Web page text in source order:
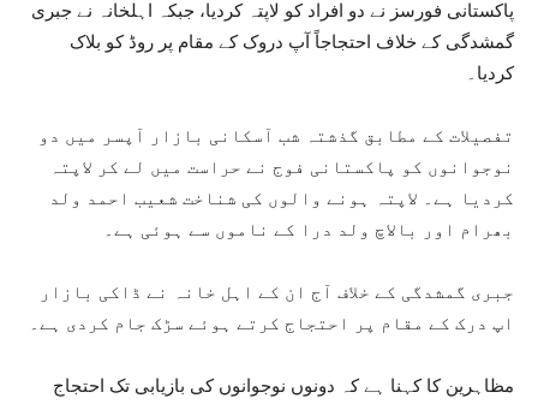
پاکستانی فورسز نے دو افراد کو لاپتہ کردیا، جبکہ اہلخانہ نے جبری
گمشدگی کے خلاف احتجاجاً آپ دروک کے مقام پر روڈ کو بلاک
کردیا۔
تفصیلات کے مطابق گذشتہ شب آسکانی بازار آپسر میں دو
نوجوانوں کو پاکستانی فوج نے حراست میں لے کر لاپتہ
کردیا ہے۔ لاپتہ ہونے والوں کی شناخت شعیب احمد ولد
بھرام اور بالاچ ولد درا کے ناموں سے ہوئی ہے۔
جبری گمشدگی کے خلاف آج ان کے اہل خانہ نے ڈاکی بازار
اپ درک کے مقام پر احتجاج کرتے ہوئے سڑک جام کردی ہے۔
مظاہرین کا کہنا ہے کہ دونوں نوجوانوں کی بازیابی تک احتجاج